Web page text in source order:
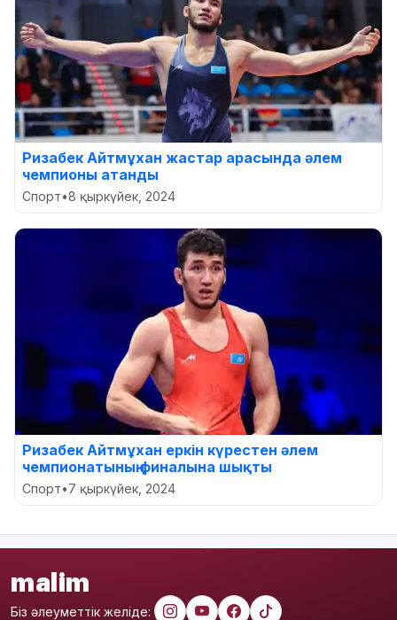
Ризабек Айтмұхан жастар арасында әлем
чемпионы атанды
Спорт•8 қыркүйек, 2024
Ризабек Айтмұхан еркін күрестен әлем
чемпионатының финалына шықты
Спорт•7 қыркүйек, 2024
malim
Біз әлеуметтік желіде: